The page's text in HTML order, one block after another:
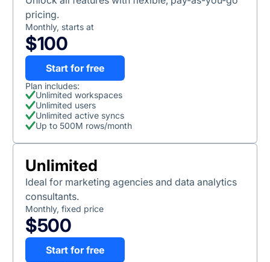
pricing.
Monthly, starts at
$100
Start for free
Plan includes:
Unlimited workspaces
Unlimited users
Unlimited active syncs
Up to 500M rows/month
Unlimited
Ideal for marketing agencies and data analytics
consultants.
Monthly, fixed price
$500
Start for free